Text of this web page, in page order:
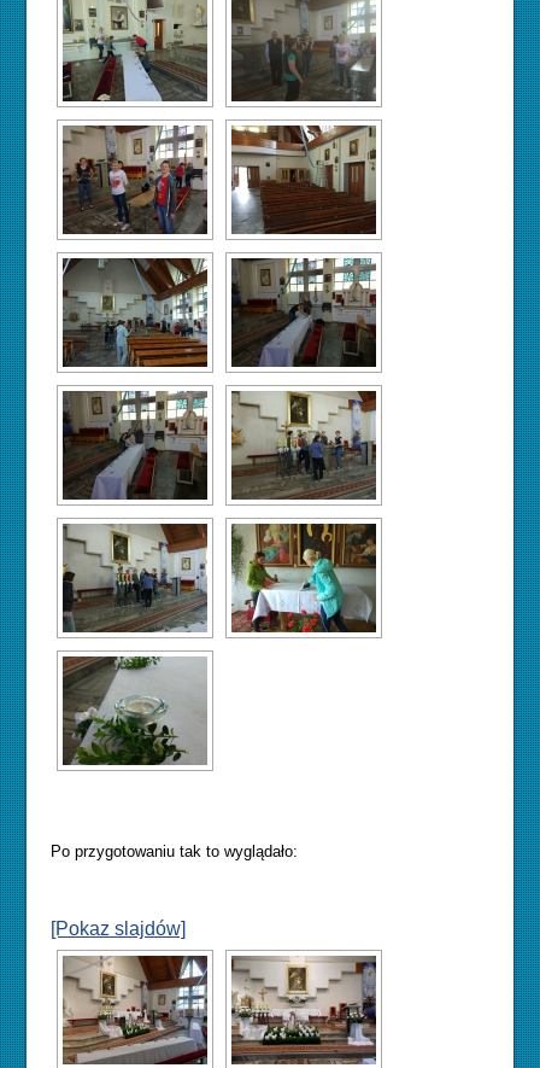
Po przygotowaniu tak to wyglądało:
[Pokaz slajdów]